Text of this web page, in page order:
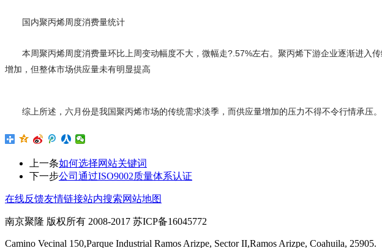
国内聚丙烯周度消费量统计
本周聚丙烯周度消费量环比上周变动幅度不大，微幅走?.57%左右。聚丙烯下游企业逐渐进
增加，但整体市场供应量未有明显提高
综上所述，六月份是我国聚丙烯市场的传统需求淡季，而供应量增加的压力不得不令行情承压
上一条如何选择网站关键词
下一步公司通过ISO9002质量体系认证
在线反馈友情链接站内搜索网站地图
南京聚隆 版权所有 2008-2017 苏ICP备16045772
Camino Vecinal 150,Parque Industrial Ramos Arizpe, Sector II,Ramos Arizpe, Coahuila, 25905.